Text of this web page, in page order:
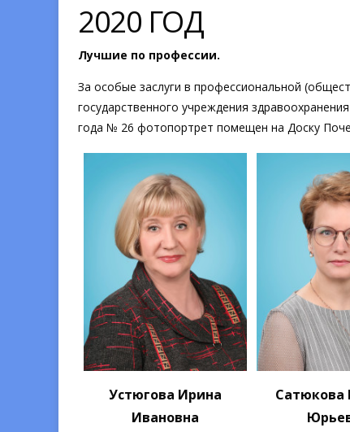
2020 ГОД
Лучшие по профессии.
За особые заслуги в профессиональной
государственного учреждения
года № 26 фотопортрет помещен на Доску
Устюгова Ирина
Ивановна
Сатюкова